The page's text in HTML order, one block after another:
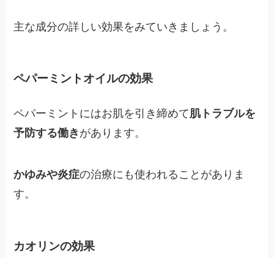
主な成分の詳しい効果をみていきましょう。
ペパーミントオイルの効果
ペパーミントにはお肌を引き締めて肌トラブルを
予防する働き があります。
かゆみや炎症の治療にも使われることがありま
す。
カオリンの効果